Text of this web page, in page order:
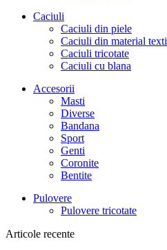
Caciuli
Caciuli din piele
Caciuli din material
Caciuli tricotate
Caciuli cu blana
Accesorii
Masti
Diverse
Bandana
Sport
Genti
Coronite
Bentite
Pulovere
Pulovere tricotate
Articole recente